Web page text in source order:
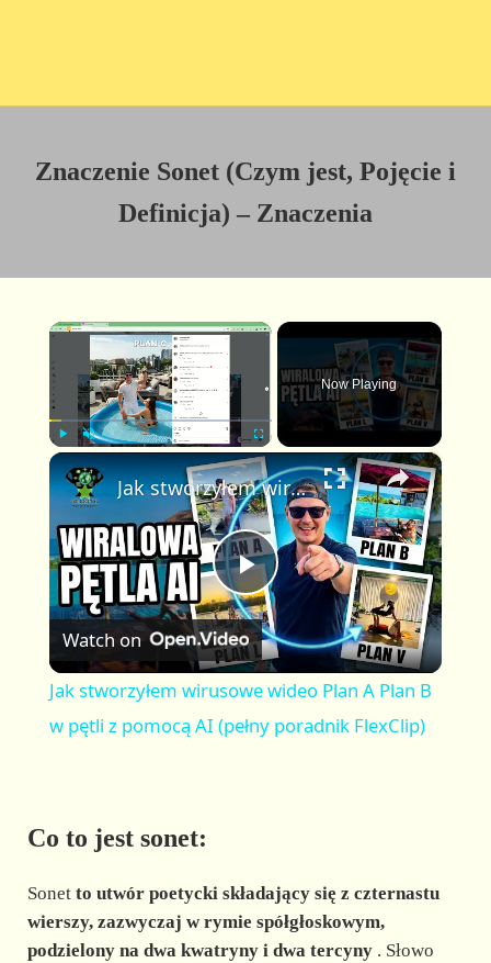
Znaczenie Sonet (Czym jest, Pojęcie i
Definicja) – Znaczenia
×
y
n
m
t
e
F
u
l
l
s
c
r
e
n
Now Playing
×
P
l
a
i
Jak stworzyłem wirusowe wideo Plan A Plan B w pętli z pomocą AI (pełny poradnik FlexClip)
Watch on
Jak stworzyłem wirusowe wideo Plan A Plan B
w pętli z pomocą AI (pełny poradnik FlexClip)
Co to jest sonet:
Sonet to utwór poetycki składający się z czternastu
wierszy, zazwyczaj w rymie spółgłoskowym,
podzielony na dwa kwatryny i dwa tercyny. Słowo